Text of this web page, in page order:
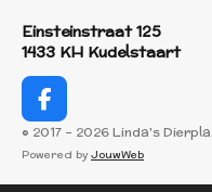
Einsteinstraat 125
1433 KH Kudelstaart
F
a
c
© 2017 - 2026 Linda's
Powered by JouwWeb